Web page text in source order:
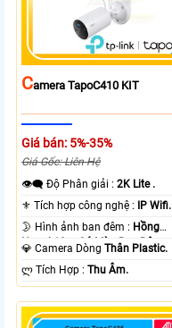
CAmera TapoC410 KIT
Giá bán: 5%-35%
Giá Gốc: Liên Hệ
👁️‍🗨 Độ Phân giải :2K Lite .
⚜️ Tích hợp công nghệ : IP Wifi.
🌛 Hình ảnh ban đêm : Hồng
Ngoại 10m Có Màu Ban Ðêm.
💎 Camera DòngThân Plastic.
️ლ Tích Hợp :Thu Âm.